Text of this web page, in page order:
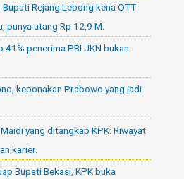
Rejang Lebong kena OTT
punya utang Rp 12,9 M.
41% penerima PBI JKN bukan
keponakan Prabowo yang jadi
yang ditangkap KPK: Riwayat
karier.
Bupati Bekasi, KPK buka